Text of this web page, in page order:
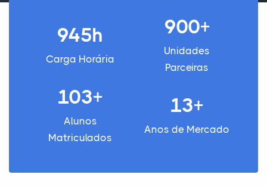
945h
Carga Horária
900+
Unidades
Parceiras
103+
Alunos
Matriculados
13+
Anos de Mercado